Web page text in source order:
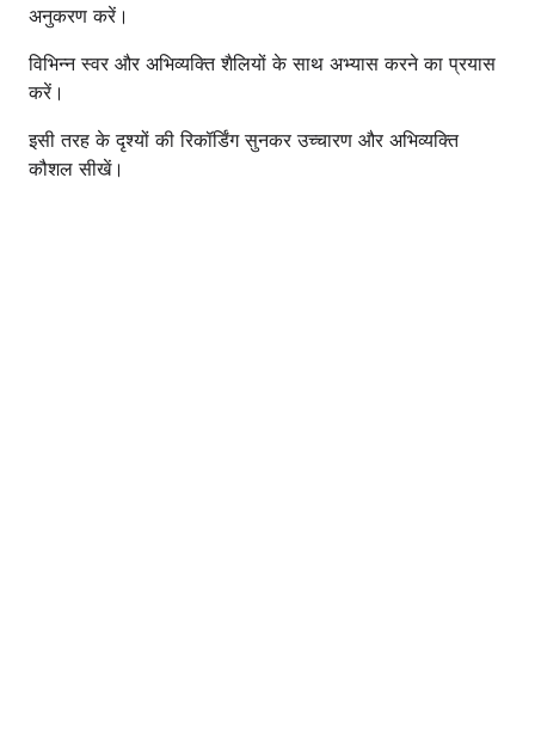
अनुकरण करें।
विभिन्न स्वर और अभिव्यक्ति शैलियों के साथ अभ्यास करने का प्रयास
करें।
इसी तरह के दृश्यों की रिकॉर्डिंग सुनकर उच्चारण और अभिव्यक्ति
कौशल सीखें।